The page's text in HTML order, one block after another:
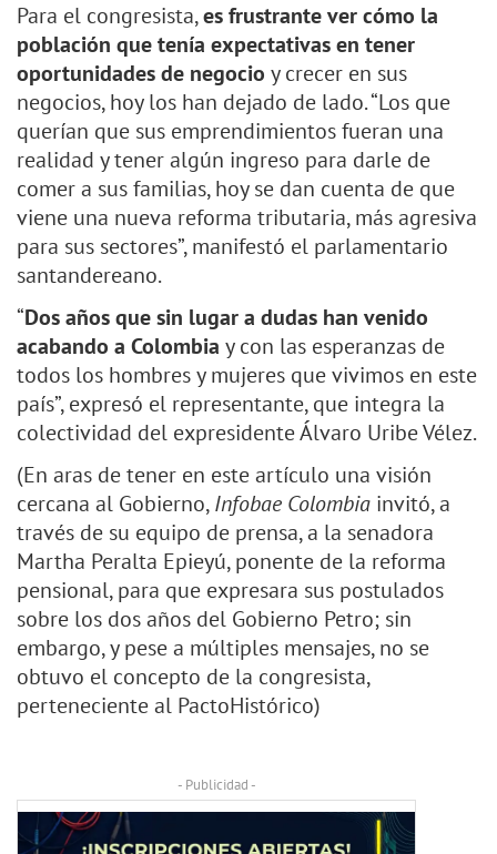
Para el congresista,es frustrante ver cómo la
población que tenía expectativas en tener
oportunidades de negocio y crecer en sus
negocios, hoy los han dejado de lado. “Los que
querían que sus emprendimientos fueran una
realidad y tener algún ingreso para darle de
comer a sus familias, hoy se dan cuenta de que
viene una nueva reforma tributaria, más agresiva
para sus sectores”, manifestó el parlamentario
santandereano.
“Dos años que sin lugar a dudas han venido
acabando a Colombia y con las esperanzas de
todos los hombres y mujeres que vivimos en este
país”, expresó el representante, que integra la
colectividad del expresidente Álvaro Uribe Vélez.
(En aras de tener en este artículo una visión
cercana al Gobierno,Infobae Colombia invitó, a
través de su equipo de prensa, a la senadora
Martha Peralta Epieyú, ponente de la reforma
pensional, para que expresara sus postulados
sobre los dos años del Gobierno Petro; sin
embargo, y pese a múltiples mensajes, no se
obtuvo el concepto de la congresista,
perteneciente al PactoHistórico)
- Publicidad -